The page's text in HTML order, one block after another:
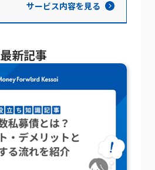
サービス内容を見る
最新記事